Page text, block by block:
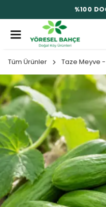
%100
Tüm Ürünler Taze Meyve